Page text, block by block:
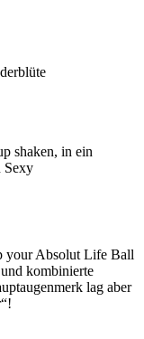
shaken, in ein
Sexy
your Absolut Life Ball
kombinierte
lag aber